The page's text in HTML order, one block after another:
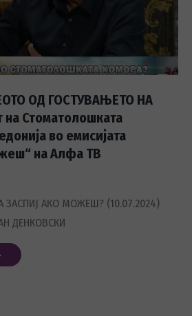
ОД ГОСТУВАЊЕТО НА
на Стоматолошката
во емисијата
на Алфа ТВ
ЗАСПИЈ АКО МОЖЕШ? (10.07.2024)
ДЕНКОВСКИ